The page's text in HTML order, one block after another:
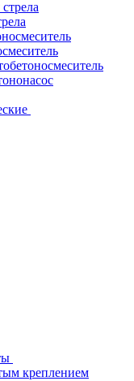
креплением